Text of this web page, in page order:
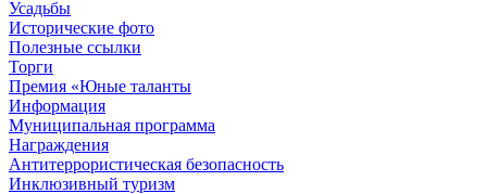
Усадьбы
Исторические фото
Полезные ссылки
Торги
Премия «Юные таланты
Информация
Муниципальная программа
Награждения
Антитеррористическая безопасность
Инклюзивный туризм